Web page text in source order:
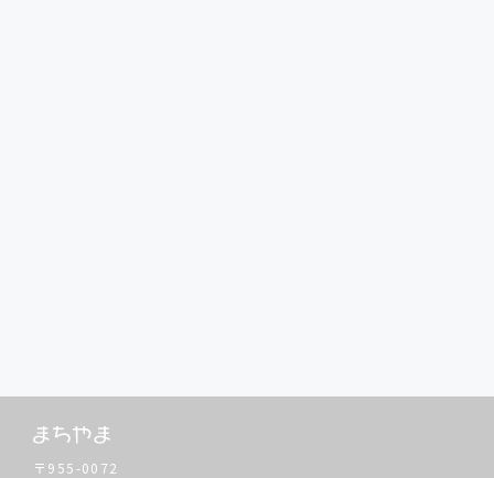
〒955-0072